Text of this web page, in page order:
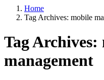
Home
Tag Archives: mobile
Tag Archives:
management